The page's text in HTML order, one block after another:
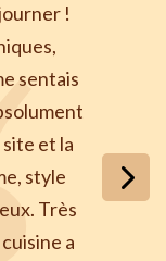
!
sentais
et la
style
Très
a